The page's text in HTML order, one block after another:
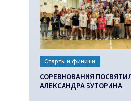
Старты и финиши
СОРЕВНОВАНИЯ
АЛЕКСАНДРА БУТОРИНА